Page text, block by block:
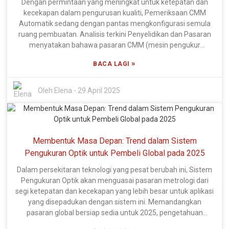
pemasangan dan pembuatan berteknologi tinggi yang
terkenal dengan kecemerlangan mereka dalam kualiti dan
prestasi. Lebih daripada 60% tenaga kerja terlibat
terutamanya dalam peranan profesional atau teknikal,
manakala lebih daripada 20% terlibat dalam R&D -
menjadikan DIPSEC dalam kedudukan yang sangat baik untuk
kepada perusahaan global untuk meningkatkan ketepatan
kecekapan dan produktiviti dengan memperkenalkan jenis
sistem pengeluaran yang sangat inovatif ke dalam proses
kompetitif.
Dengan permintaan yang meningkat untuk ketepatan dan
kecekapan dalam pengurusan kualiti, Pemeriksaan CMM
Automatik sedang dengan pantas mengkonfigurasi semula
ruang pembuatan. Analisis terkini Penyelidikan dan Pasaran
menyatakan bahawa pasaran CMM (mesin pengukur
antara 2021 dan 2026 kerana industri sedang beralih ke arah
pengeluar untuk mula berbelanja pada teknologi
pemeriksaan termaju untuk meningkatkan kualiti produk
pada kos yang lebih rendah. Oleh itu, pilihan pengeluar
terkemuka bagi penyelesaian Pemeriksaan CMM Automatik
Xi'an DIPSEC Metrology Equipment Co., Ltd. berbangga
dengan R&D dan pengeluaran yang berkualiti, dengan lebih
memacu syarikat ini ke hadapan, yang mempunyai lebih 20%
kakitangan reka bentuk R&D cemerlang dalam
membangunkan teknologi masa depan yang diperlukan
untuk kedai pembuatan moden di bawah keadaan
persekitaran yang sering bermusuhan.
BACA LAGI»
Oleh:Elena - 29 April 2025
Membentuk Masa Depan: Trend dalam Sistem
Pengukuran Optik untuk Pembeli Global pada 2025
Dalam persekitaran teknologi yang pesat berubah ini, Sistem
Pengukuran Optik akan menguasai pasaran metrologi dari
segi ketepatan dan kecekapan yang lebih besar untuk aplikasi
yang disepadukan dengan sistem ini. Memandangkan
pasaran global bersiap sedia untuk 2025, pengetahuan